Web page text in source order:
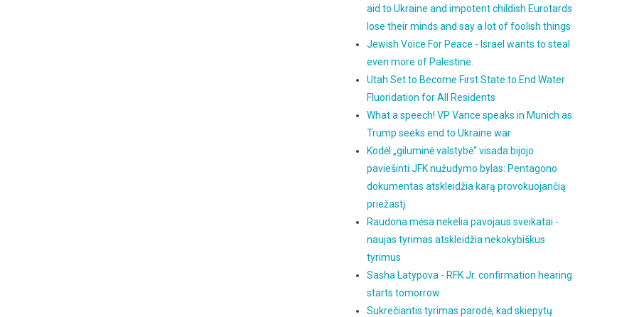
aid to Ukraine and impotent childish Eurotards
lose their minds and say a lot of foolish things
Jewish Voice For Peace - Israel wants to steal
even more of Palestine.
Utah Set to Become First State to End Water
Fluoridation for All Residents
What a speech! VP Vance speaks in Munich as
Trump seeks end to Ukraine war
Kodėl „giluminė valstybė“ visada bijojo
paviešinti JFK nužudymo bylas: Pentagono
dokumentas atskleidžia karą provokuojančią
priežastį
Raudona mėsa nekelia pavojaus sveikatai -
naujas tyrimas atskleidžia nekokybiškus
tyrimus
Sasha Latypova - RFK Jr. confirmation hearing
starts tomorrow
Sukrečiantis tyrimas parodė, kad skiepytų